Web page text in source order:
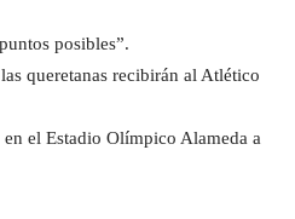
posibles”.
queretanas recibirán al Atlético
el Estadio Olímpico Alameda a